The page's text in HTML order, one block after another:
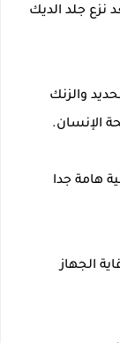
نزع جلد الديك
والزنك
الإنسان.
هامة جدا
الجهاز